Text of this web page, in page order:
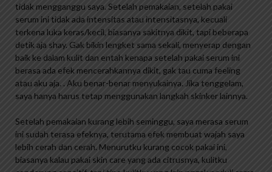
tidak mengganggu saya. Setelah pemakaian, setelah pakai
serum ini tidak ada intensitas atau intensitasnya, kecuali
terkena luka keras/kecil, biasanya sakitnya dikit, tapi beberapa
detik aja shay. Gak bikin lengket sama sekali, menyerap dengan
baik ke dalam kulit dan entah kenapa setelah pakai serum ini
berasa ada efek mencerahkannya dikit, gak tau cuma feeling
atau aku aja. . Aku benar-benar menyukainya. Jika tenggelam,
saya hanya harus tetap menggunakan langkah skinker lainnya.
Setelah pemakaian kurang lebih seminggu, saya merasa serum
ini sudah terasa efeknya, terutama efek membuat wajah saya
lebih cerah dan cerah. Menurutku kurang cocok pakai ini,
biasanya kalau pakai skin care yang ada citrusnya, kulitku